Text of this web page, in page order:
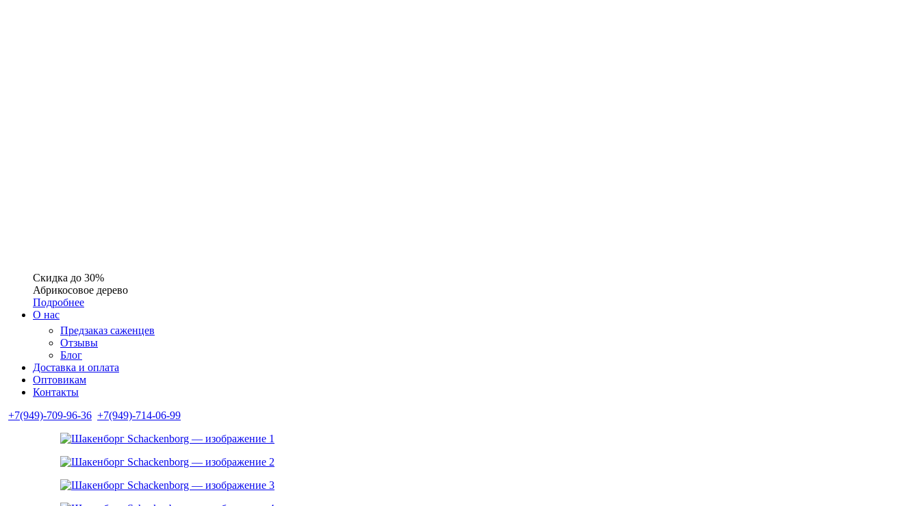
Скидка до 30%
Абрикосовое дерево
Подробнее
О нас
Предзаказ саженцев
Отзывы
Блог
Доставка и оплата
Оптовикам
Контакты
+7(949)-709-96-36 +7(949)-714-06-99